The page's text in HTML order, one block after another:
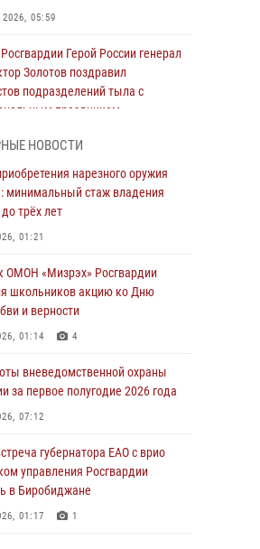
05:59
Герой России генерал
Золотов поздравил
подразделений тыла с
праздником
– День дежурной службы войск
гвардии Российской
10:21
вспоминают российских
в Первой мировой войне
10:19
в правила проведения
отстрела гражданского оружия
01:48
нарезного оружия
минимальный стаж владения
трёх лет
01:21
НОВОСТИ
нарезного оружия
минимальный стаж владения
трёх лет
01:21
ОМОН «Мизрэх» Росгвардии
школьников акцию ко Дню
и верности
01:14 4
вневедомственной охраны
за первое полугодие 2026 года
07:12
губернатора ЕАО с врио
управления Росгвардии
в Биробиджане
01:17 1